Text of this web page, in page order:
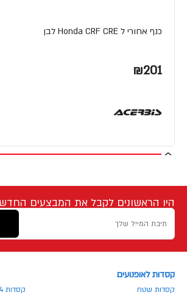
כנף אחורי ל Honda CRF CRE לבן
₪201
היו הראשונים לקבל את המבצעים
קסדות לאופנועים
קסדות שטח
קסדות 3/4